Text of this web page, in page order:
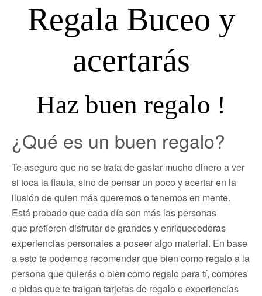
Regala Buceo y
acertarás
Haz buen regalo !
¿Qué es un buen regalo?
Te aseguro que no se trata de gastar mucho dinero a ver
si toca la flauta, sino de pensar un poco y acertar en la
ilusión de quien más queremos o tenemos en mente.
Está probado que cada día son más las personas
que prefieren disfrutar de grandes y enriquecedoras
experiencias personales a poseer algo material. En base
a esto te podemos recomendar que bien como regalo a la
persona que quierás o bien como regalo para tí, compres
o pidas que te traigan tarjetas de regalo o experiencias